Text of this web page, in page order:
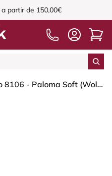
a partir de 150,00€
HÅG Capisco 8106 - Paloma Soft (Wollsdorf) - Cuero semi-anilina - PL56100 Black - Silver - 265 mm (seat height 53-79cm) - Glides